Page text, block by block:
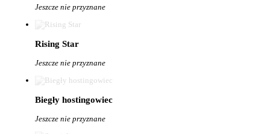
Jeszcze nie przyznane
Rising Star
Jeszcze nie przyznane
Biegły hostingowiec
Jeszcze nie przyznane